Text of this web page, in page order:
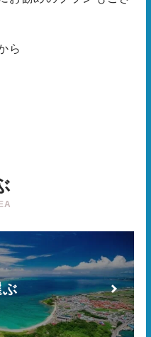
ら